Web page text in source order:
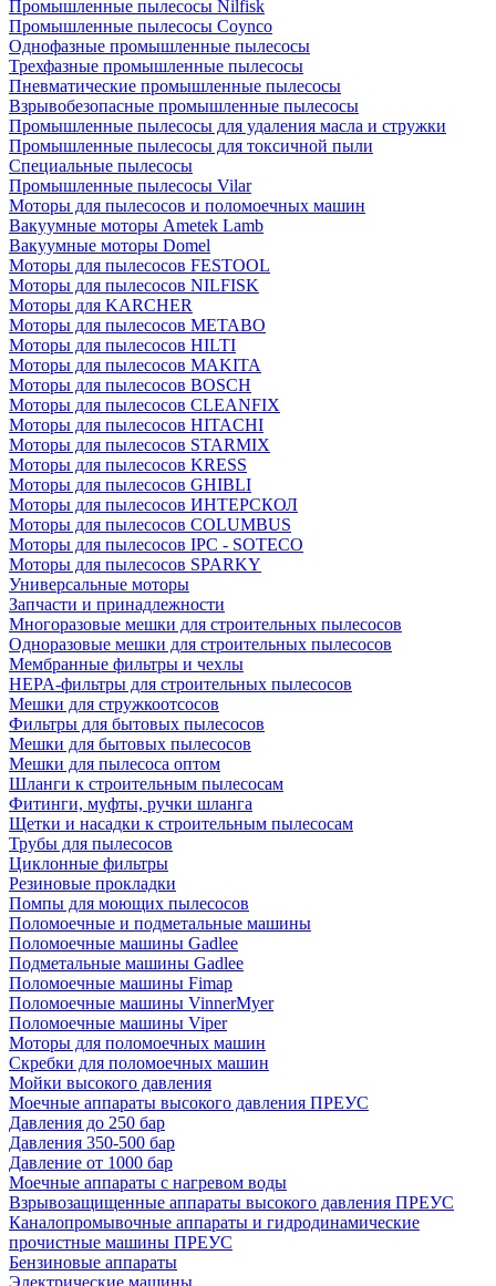
Промышленные пылесосы Nilfisk
Промышленные пылесосы Coynco
Однофазные промышленные пылесосы
Трехфазные промышленные пылесосы
Пневматические промышленные пылесосы
Взрывобезопасные промышленные пылесосы
Промышленные пылесосы для удаления масла и стружки
Промышленные пылесосы для токсичной пыли
Специальные пылесосы
Промышленные пылесосы Vilar
Моторы для пылесосов и поломоечных машин
Вакуумные моторы Ametek Lamb
Вакуумные моторы Domel
Моторы для пылесосов FESTOOL
Моторы для пылесосов NILFISK
Моторы для KARCHER
Моторы для пылесосов METABO
Моторы для пылесосов HILTI
Моторы для пылесосов MAKITA
Моторы для пылесосов BOSCH
Моторы для пылесосов CLEANFIX
Моторы для пылесосов HITACHI
Моторы для пылесосов STARMIX
Моторы для пылесосов KRESS
Моторы для пылесосов GHIBLI
Моторы для пылесосов ИНТЕРСКОЛ
Моторы для пылесосов COLUMBUS
Моторы для пылесосов IPC - SOTECO
Моторы для пылесосов SPARKY
Универсальные моторы
Запчасти и принадлежности
Многоразовые мешки для строительных пылесосов
Одноразовые мешки для строительных пылесосов
Мембранные фильтры и чехлы
HEPA-фильтры для строительных пылесосов
Мешки для стружкоотсосов
Фильтры для бытовых пылесосов
Мешки для бытовых пылесосов
Мешки для пылесоса оптом
Шланги к строительным пылесосам
Фитинги, муфты, ручки шланга
Щетки и насадки к строительным пылесосам
Трубы для пылесосов
Циклонные фильтры
Резиновые прокладки
Помпы для моющих пылесосов
Поломоечные и подметальные машины
Поломоечные машины Gadlee
Подметальные машины Gadlee
Поломоечные машины Fimap
Поломоечные машины VinnerMyer
Поломоечные машины Viper
Моторы для поломоечных машин
Скребки для поломоечных машин
Мойки высокого давления
Моечные аппараты высокого давления ПРЕУС
Давления до 250 бар
Давления 350-500 бар
Давление от 1000 бар
Моечные аппараты с нагревом воды
Взрывозащищенные аппараты высокого давления ПРЕУС
Каналопромывочные аппараты и гидродинамические
прочистные машины ПРЕУС
Бензиновые аппараты
Электрические машины